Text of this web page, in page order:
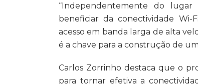
“Independentemente do
beneficiar da conectividade Wi-
acesso em banda larga de alta
é a chave para a construção de
Carlos Zorrinho destaca que o
para tornar efetiva a